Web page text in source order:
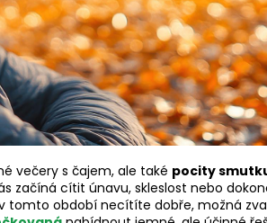
večery s čajem, ale také pocity
začíná cítit únavu, skleslost nebo
tomto období necítíte dobře, možná